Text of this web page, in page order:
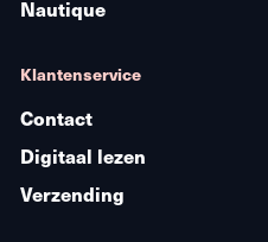
Nautique
Klantenservice
Contact
Digitaal lezen
Verzending